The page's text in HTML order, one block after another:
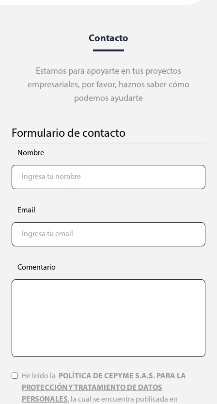
Contacto
Estamos para apoyarte en tus proyectos
empresariales, por favor, haznos saber cómo
podemos ayudarte
Formulario de contacto
Nombre
Email
Comentario
He leído la
POLÍTICA DE CEPYME S.A.S. PARA LA
PROTECCIÓN Y TRATAMIENTO DE DATOS
PERSONALES, la cual se encuentra publicada en